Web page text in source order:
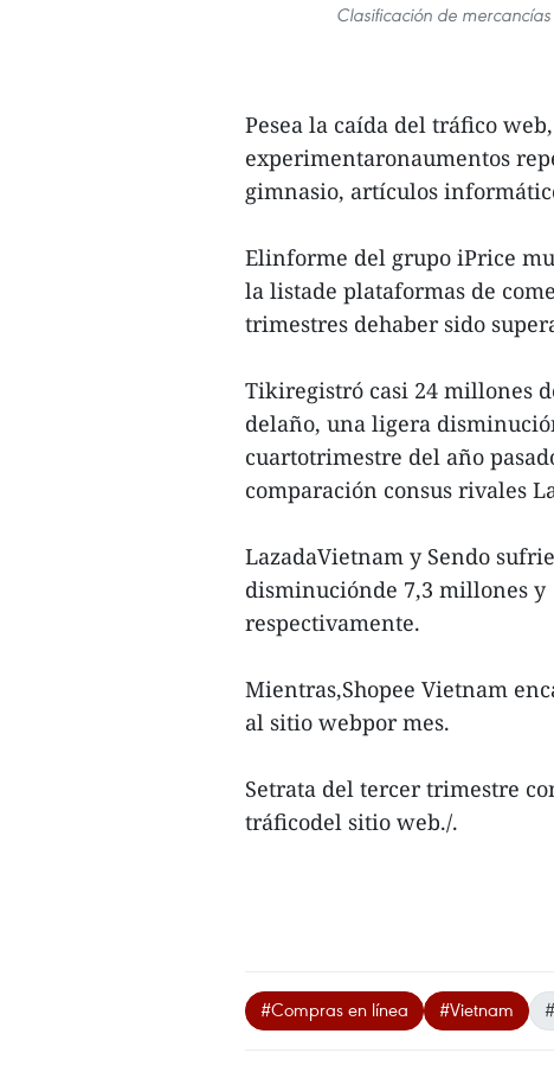
Clasificación de
Pesea la caída del tráfico
experimentaronaumentos
gimnasio, artículos
Elinforme del grupo iPrice
la listade plataformas de
trimestres dehaber sido
Tikiregistró casi 24 millones
delaño, una ligera
cuartotrimestre del año
comparación consus rivales
LazadaVietnam y Sendo
disminuciónde 7,3 millones
respectivamente.
Mientras,Shopee Vietnam
al sitio webpor mes.
Setrata del tercer trimestre
tráficodel sitio web./.
#Compras en línea #Vietnam